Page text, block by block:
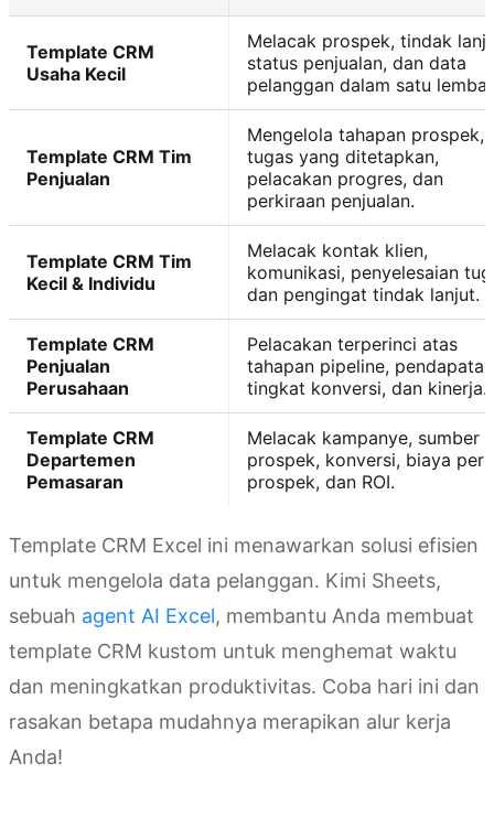
Template CRM
Usaha Kecil
Melacak prospek, tindak
status penjualan, dan data
pelanggan dalam satu
Template CRM Tim
Penjualan
Mengelola tahapan prospek,
tugas yang ditetapkan,
pelacakan progres, dan
perkiraan penjualan.
Template CRM Tim
Kecil & Individu
Melacak kontak klien,
komunikasi, penyelesaian
dan pengingat tindak lanjut.
Template CRM
Penjualan
Perusahaan
Pelacakan terperinci atas
tahapan pipeline,
tingkat konversi, dan kinerja.
Template CRM
Departemen
Pemasaran
Melacak kampanye, sumber
prospek, konversi, biaya per
prospek, dan ROI.
Template CRM Excel ini menawarkan solusi efisien
untuk mengelola data pelanggan. Kimi Sheets,
sebuah agent AI Excel, membantu Anda membuat
template CRM kustom untuk menghemat waktu
dan meningkatkan produktivitas. Coba hari ini dan
rasakan betapa mudahnya merapikan alur kerja
Anda!